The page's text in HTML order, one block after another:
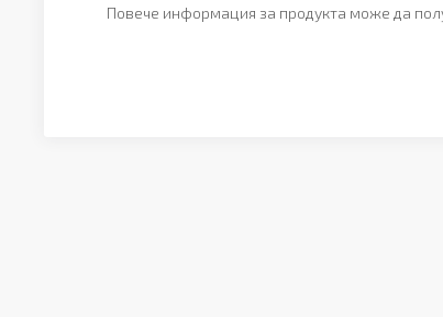
Повече информация за продукта може да